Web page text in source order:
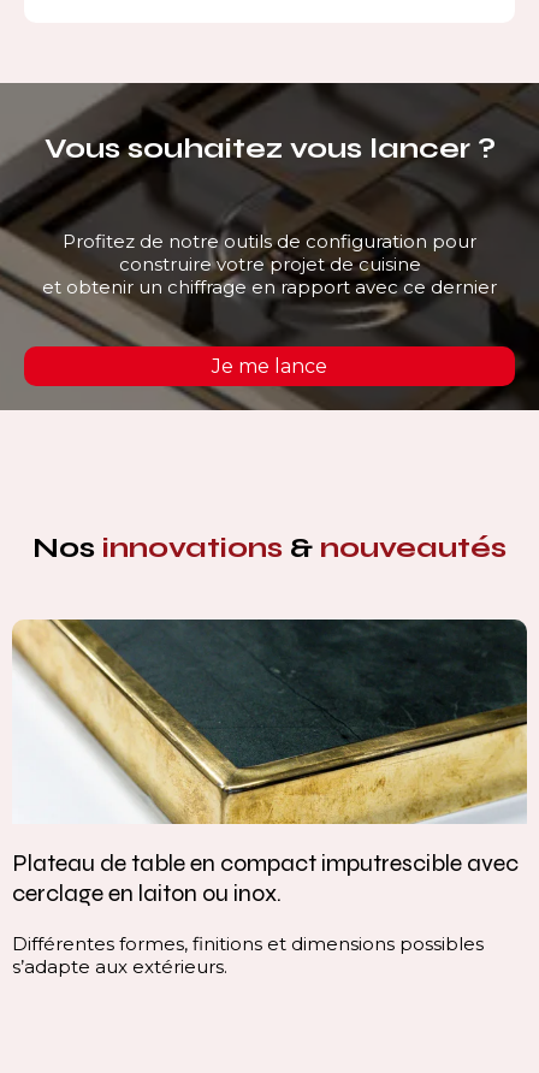
Vous souhaitez vous lancer ?
Profitez de notre outils de configuration pour
construire votre projet de cuisine
et obtenir un chiffrage en rapport avec ce dernier
Je me lance
Nos innovations & nouveautés
Plateau de table en compact imputrescible avec
cerclage en laiton ou inox.
Différentes formes, finitions et dimensions possibles
s’adapte aux extérieurs.